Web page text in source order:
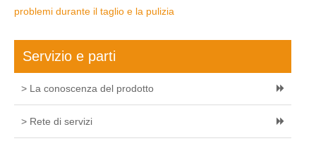
problemi durante il taglio e la pulizia
Servizio e parti
> La conoscenza del prodotto
> Rete di servizi